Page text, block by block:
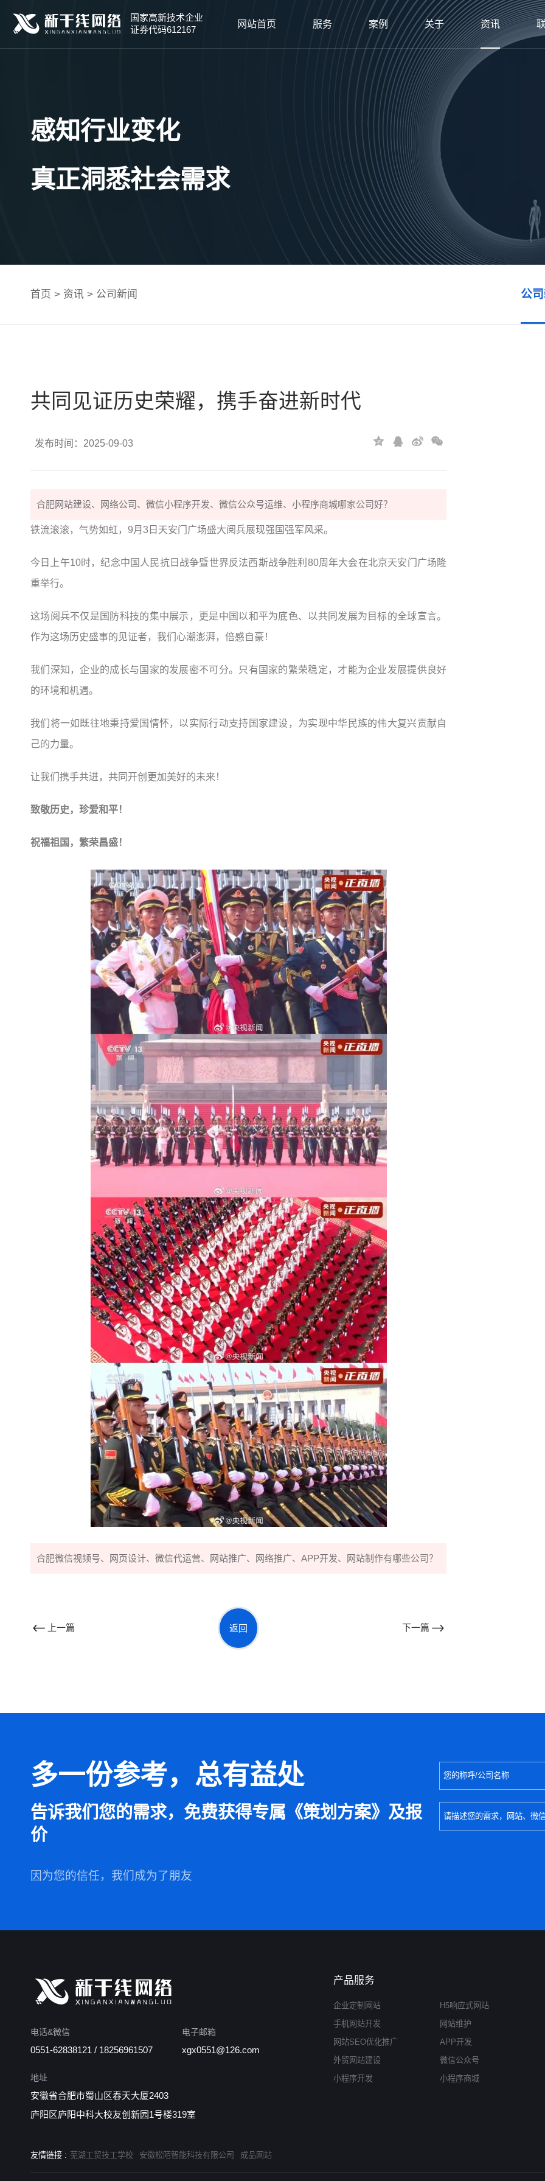
国家高新技术企业
证券代码612167
网站首页 服务 案例 关于 资讯
感知行业变化
真正洞悉社会需求
首页 > 资讯 > 公司新闻 公
共同见证历史荣耀，携手奋进新时代
发布时间：2025-09-03
合肥网站建设、 网络公司、 微信小程序开发、 微信公众号运维、 小程序商城哪家公司好？
铁流滚滚，气势如虹，9月3日天安门广场盛大阅兵展现强国强军风采。
今日上午10时，纪念中国人民抗日战争暨世界反法西斯战争胜利80周年大会在北京天安门广场隆
重举行。
这场阅兵不仅是国防科技的集中展示，更是中国以和平为底色、以共同发展为目标的全球宣言。
作为这场历史盛事的见证者，我们心潮澎湃，倍感自豪！
我们深知，企业的成长与国家的发展密不可分。只有国家的繁荣稳定，才能为企业发展提供良好
的环境和机遇。
我们将一如既往地秉持爱国情怀，以实际行动支持国家建设，为实现中华民族的伟大复兴贡献自
己的力量。
让我们携手共进，共同开创更加美好的未来！
致敬历史，珍爱和平！
祝福祖国，繁荣昌盛！
合肥微信视频号、 网页设计、 微信代运营、 网站推广、 网络推广、 APP开发、 网站制作有哪些公司？
上一篇 返回 下一篇
多一份参考，总有益处
告诉我们您的需求，免费获得专属《策划方案》及报
价
因为您的信任，我们成为了朋友
电话&微信
0551-62838121 / 18256961507
电子邮箱
xgx0551@126.com
地址
安徽省合肥市蜀山区春天大厦2403
庐阳区庐阳中科大校友创新园1号楼319室
产品服务
企业定制网站
H5响应式网站
手机网站开发
网站维护
网站SEO优化推广
APP开发
外贸网站建设
微信公众号
小程序开发
小程序商城
友情链接 : 芜湖工贸技工学校 安徽松陌智能科技有限公司 成品网站